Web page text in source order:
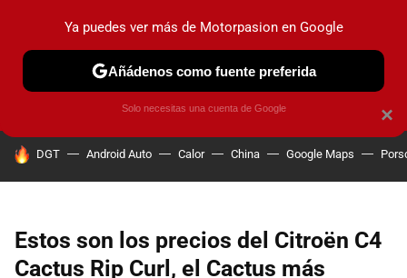
PRUEBAS COCHES ELÉCTRICOS OBSERVATORIO
HOY SE HABLA DE
DGT Android Auto Calor China Google Maps
Estos son los precios del Citroën C4
Cactus Rip Curl, el Cactus más
×
Ya puedes ver más de Motorpasion en Google
Añádenos como fuente preferida
Solo necesitas una cuenta de Google